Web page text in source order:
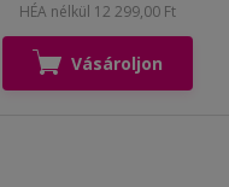
HÉA nélkül 12 299,00 Ft
Vásároljon